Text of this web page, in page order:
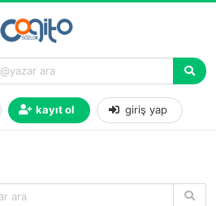
kayıt ol giriş yap